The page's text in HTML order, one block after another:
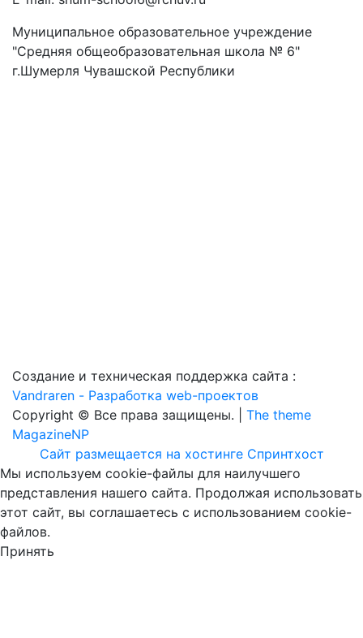
Муниципальное образовательное учреждение
"Средняя общеобразовательная школа № 6"
г.Шумерля Чувашской Республики
Создание и техническая поддержка сайта :
Vandraren - Разработка web-проектов
Copyright © Все права защищены. | The theme
MagazineNP
Сайт размещается на хостинге Спринтхост
Мы используем cookie-файлы для наилучшего
представления нашего сайта. Продолжая использовать
этот сайт, вы соглашаетесь с использованием cookie-
файлов.
Принять